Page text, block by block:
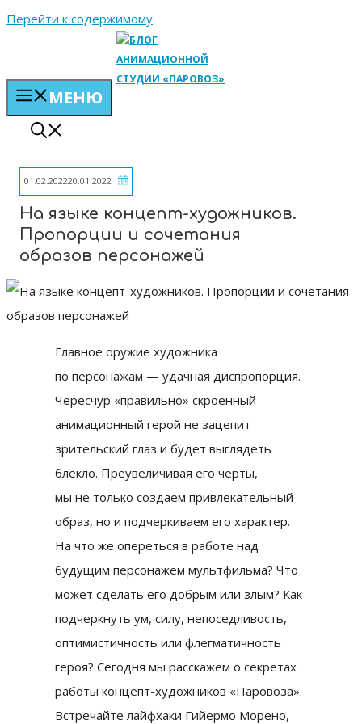
Перейти к содержимому
МЕНЮ
На языке концепт-художников.
Пропорции и сочетания
образов персонажей
01.02.202220.01.2022
Главное оружие художника
по персонажам — удачная диспропорция.
Чересчур «правильно» скроенный
анимационный герой не зацепит
зрительский глаз и будет выглядеть
блекло. Преувеличивая его черты,
мы не только создаем привлекательный
образ, но и подчеркиваем его характер.
На что же опереться в работе над
будущим персонажем мультфильма? Что
может сделать его добрым или злым? Как
подчеркнуть ум, силу, непоседливость,
оптимистичность или флегматичность
героя? Сегодня мы расскажем о секретах
работы концепт-художников «Паровоза».
Встречайте лайфхаки Гийермо Морено,